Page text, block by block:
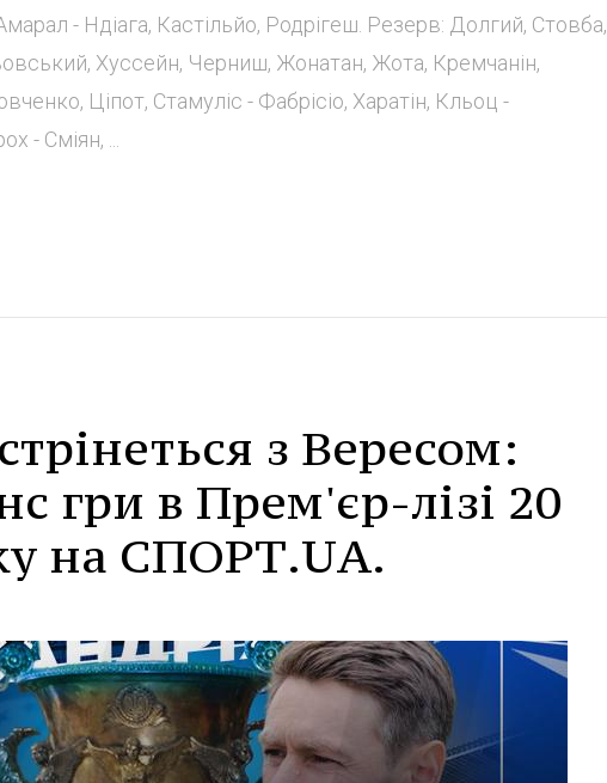
- Ндіага, Кастільйо, Родрігеш. Резерв: Долгий, Стовба,
Хуссейн, Черниш, Жонатан, Жота, Кремчанін,
Ціпот, Стамуліс - Фабрісіо, Харатін, Кльоц -
- Сміян, ...
з Вересом:
гри в Прем'єр-лізі 20
на СПОРТ.UA.